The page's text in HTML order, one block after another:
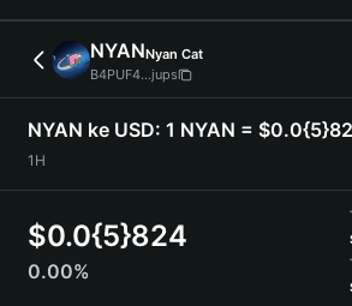
Deutsch
简体中文
繁體中文
Português (Portugal)
Bahasa Indonesia
ภาษาไทย
हिन्दी
Español
Português (Brasil)
NYANNyan Cat
B4PUF4...jups
NYAN ke USD: 1 NYAN =
1H
$0.0{5}824
0.00%